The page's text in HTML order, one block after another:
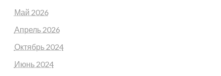
Май 2026
Апрель 2026
Октябрь 2024
Июнь 2024